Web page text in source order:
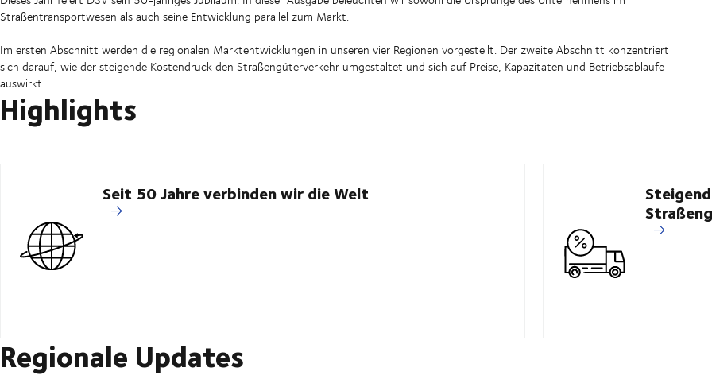
Straßentransportwesen als auch seine Entwicklung parallel zum Markt.
Im ersten Abschnitt werden die regionalen Marktentwicklungen in unseren vier Regionen vorgestellt. Der zweite Abschnitt konzentriert
sich darauf, wie der steigende Kostendruck den Straßengüterverkehr umgestaltet und sich auf Preise, Kapazitäten und Betriebsabläufe
auswirkt.
Highlights
Seit 50 Jahre verbinden wir die Welt
Regionale Updates